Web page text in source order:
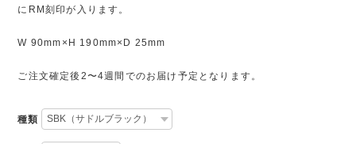
にRM刻印が入ります。
W 90mm×H 190mm×D 25mm
ご注文確定後2〜4週間でのお届け予定となります。
種類